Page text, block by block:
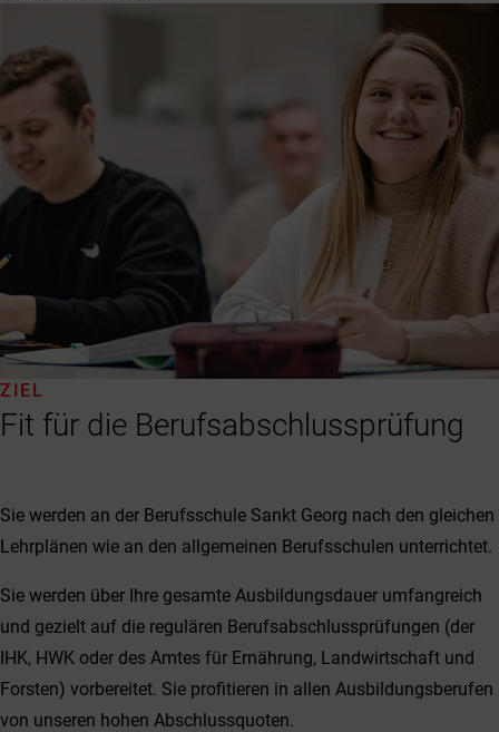
Fit für die Berufsabschlussprüfung
ZIEL
Sie werden an der Berufsschule Sankt Georg nach den gleichen
Lehrplänen wie an den allgemeinen Berufsschulen unterrichtet.
Sie werden über Ihre gesamte Ausbildungsdauer umfangreich
und gezielt auf die regulären Berufsabschlussprüfungen (der
IHK, HWK oder des Amtes für Ernährung, Landwirtschaft und
Forsten) vorbereitet. Sie profitieren in allen Ausbildungsberufen
von unseren hohen Abschlussquoten.